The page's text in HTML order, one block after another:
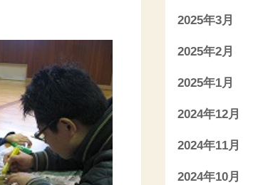
2025年3月
2025年2月
2025年1月
2024年12月
2024年11月
2024年10月